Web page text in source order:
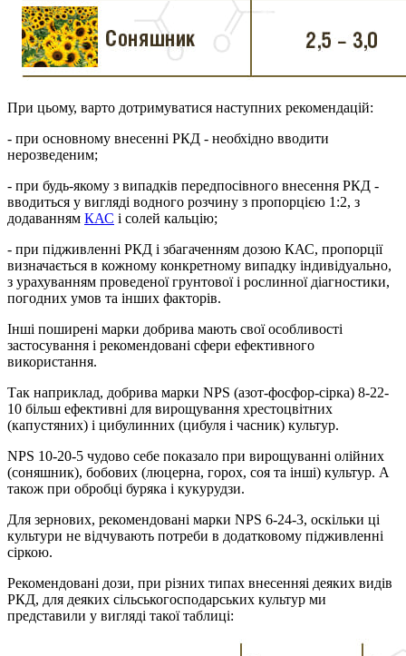
При цьому, варто дотримуватися наступних рекомендацій:
- при основному внесенні РКД - необхідно вводити
нерозведеним;
- при будь-якому з випадків передпосівного внесення РКД -
вводиться у вигляді водного розчину з пропорцією 1:2, з
додаванням КАС і солей кальцію;
- при підживленні РКД і збагаченням дозою КАС, пропорції
визначається в кожному конкретному випадку індивідуально,
з урахуванням проведеної грунтової і рослинної діагностики,
погодних умов та інших факторів.
Інші поширені марки добрива мають свої особливості
застосування і рекомендовані сфери ефективного
використання.
Так наприклад, добрива марки NРS (азот-фосфор-сірка) 8-22-
10 більш ефективні для вирощування хрестоцвітних
(капустяних) і цибулинних (цибуля і часник) культур.
NРS 10-20-5 чудово себе показало при вирощуванні олійних
(соняшник), бобових (люцерна, горох, соя та інші) культур. А
також при обробці буряка і кукурудзи.
Для зернових, рекомендовані марки NРS 6-24-3, оскільки ці
культури не відчувають потреби в додатковому підживленні
сіркою.
Рекомендовані дози, при різних типах внесенняі деяких видів
РКД, для деяких сільськогосподарських культур ми
представили у вигляді такої таблиці: